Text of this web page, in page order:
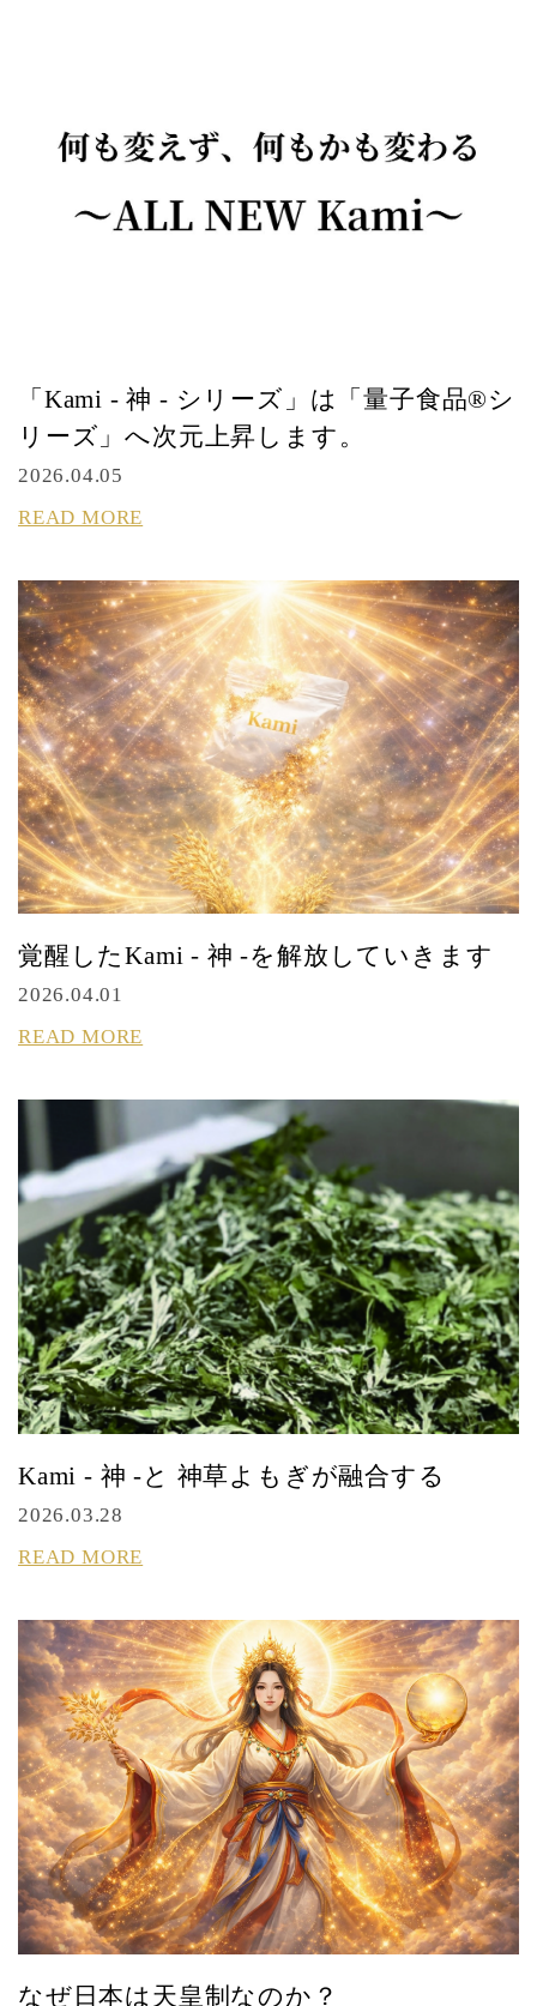
「Kami - 神 - シリーズ」は「量子食品®シ
リーズ」へ次元上昇します。
2026.04.05
READ MORE
覚醒したKami - 神 -を解放していきます
2026.04.01
READ MORE
Kami - 神 -と 神草よもぎが融合する
2026.03.28
READ MORE
なぜ日本は天皇制なのか？